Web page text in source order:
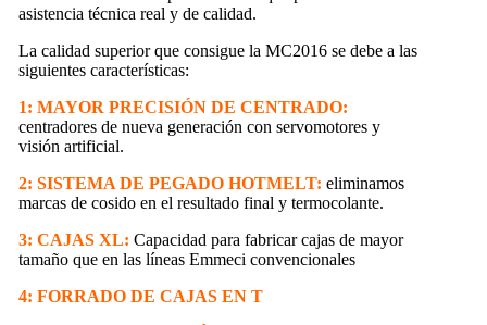
asistencia técnica real y de calidad.
La calidad superior que consigue la MC2016 se debe a las
siguientes características:
1: MAYOR PRECISIÓN DE CENTRADO:
centradores de nueva generación con servomotores y
visión artificial.
2: SISTEMA DE PEGADO HOTMELT: eliminamos
marcas de cosido en el resultado final y termocolante.
3: CAJAS XL: Capacidad para fabricar cajas de mayor
tamaño que en las líneas Emmeci convencionales
4: FORRADO DE CAJAS EN T